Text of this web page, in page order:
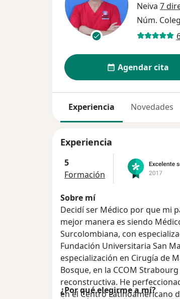
Neiva 7
Núm.
Agendar cita
Experiencia Novedades
Experiencia
5
Formación
Sobre mí
Decidí ser Médico por que mi pasión siempre ha sido ayudar a las personas y la
mejor manera es siendo
Surcolombiana, con
Fundación Universitaria San
especialización en Cirugía de
Bosque, en la CCOM Strabourg France estudie
reconstructiva. He perfeccionado mis técnicas en microcirugía básica y avanzada
en el Centro Latinoamericano
¿Por qué elegirme a mí?